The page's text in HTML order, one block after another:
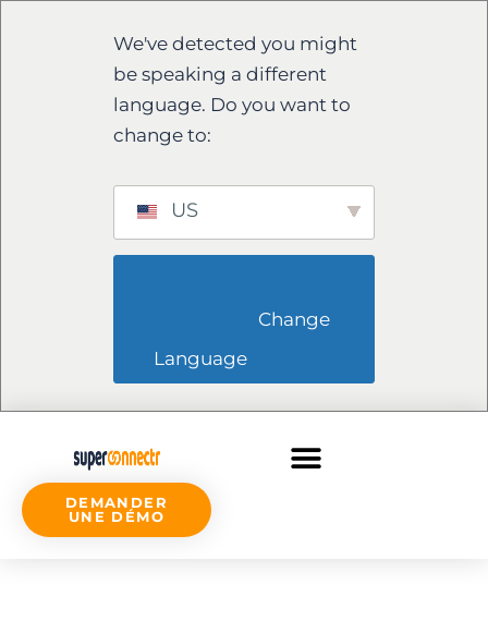
We've detected you might
be speaking a different
language. Do you want to
change to:
US
Language
DEMANDER
UNE DÉMO